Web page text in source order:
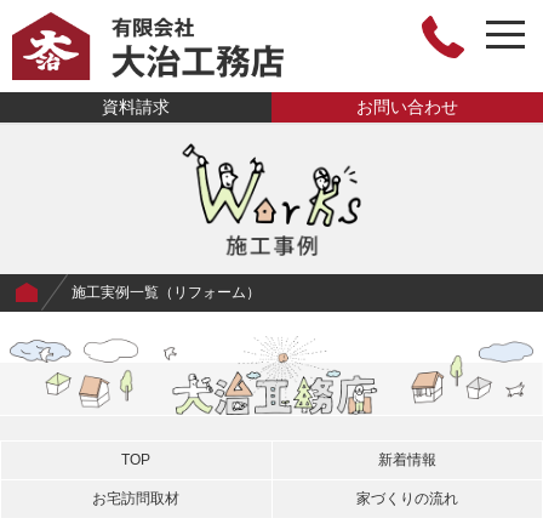
有限会社大治工
資料請求 お問い合わせ
施工実例一覧（リフォーム）
TOP 新着情報
お宅訪問取材 家づくりの流れ